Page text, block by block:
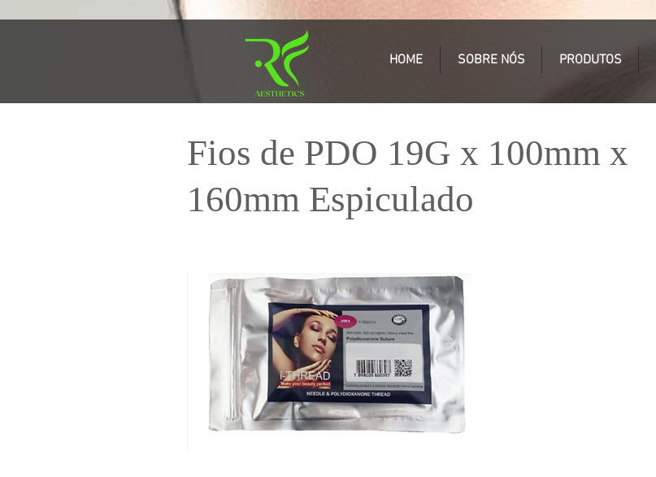
HOME SOBRE NÓS PRODUTOS
Fios de PDO 19G x 100mm x
160mm Espiculado